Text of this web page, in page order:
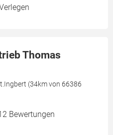
Thomas
(34km von 66386
Bewertungen